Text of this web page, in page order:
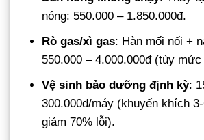
nóng: 550.000 – 1.850.000đ.
Rò gas/xì gas: Hàn mối nối +
550.000 – 4.000.000đ (tùy mức
Vệ sinh bảo dưỡng định kỳ:
300.000đ/máy (khuyến khích
giảm 70% lỗi).